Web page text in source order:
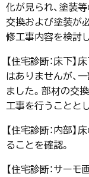
化が見られ、塗装
交換および塗装が
修工事内容を検討
【住宅診断：床下
はありませんが、
ました。部材の交
工事を行うことと
【住宅診断：内部
ることを確認。
【住宅診断：サー